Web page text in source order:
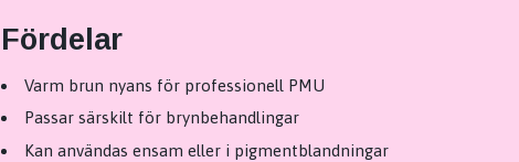
Fördelar
Varm brun nyans för professionell PMU
Passar särskilt för brynbehandlingar
Kan användas ensam eller i pigmentblandningar